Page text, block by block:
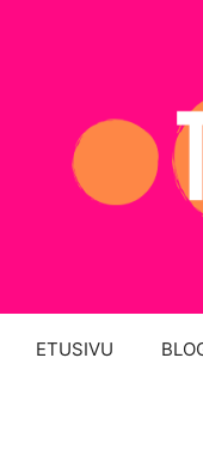
ETUSIVU